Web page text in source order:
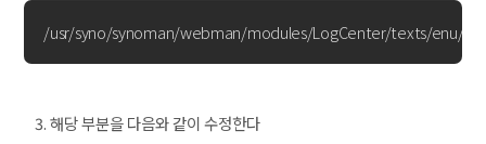
해당 부분을 다음와 같이 수정한다